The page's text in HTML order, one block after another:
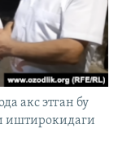
акс этган бу
иштирокидаги